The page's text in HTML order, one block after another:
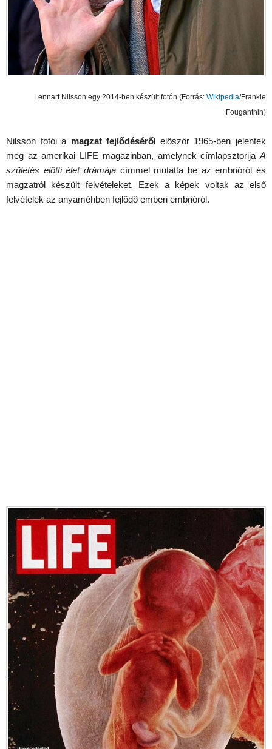
Lennart Nilsson egy 2014-ben készült fotón (Forrás: Wikipedia/Frankie
Fouganthin)
Nilsson fotói a magzat fejlődéséről először 1965-ben jelentek
meg az amerikai LIFE magazinban, amelynek címlapsztorijaA
születés előtti élet drámája címmel mutatta be az embrióról és
magzatról készült felvételeket. Ezek a képek voltak az első
felvételek az anyaméhben fejlődő emberi embrióról.